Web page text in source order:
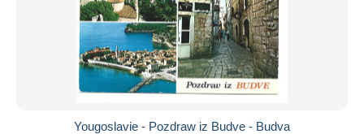
Yougoslavie - Pozdraw iz Budve - Budva